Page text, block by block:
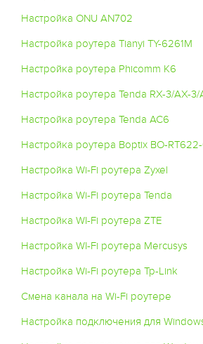
Настройка ONU AN702
Настройка роутера Tianyi TY-6261M
Настройка роутера Phicomm K6
Настройка роутера Tenda RX-3/AX-
Настройка роутера Tenda AC6
Настройка роутера Boptix BO-RT622-
Настройка Wi-Fi роутера Zyxel
Настройка Wi-Fi роутера Tenda
Настройка WI-Fi роутера ZTE
Настройка WI-Fi роутера Mercusys
Настройка Wi-Fi роутера Tp-Link
Смена канала на Wi-Fi роутере
Настройка подключения для